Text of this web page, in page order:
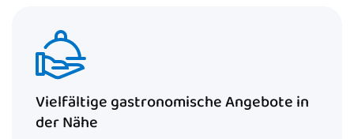
Vielfältige gastronomische Angebote in
der Nähe